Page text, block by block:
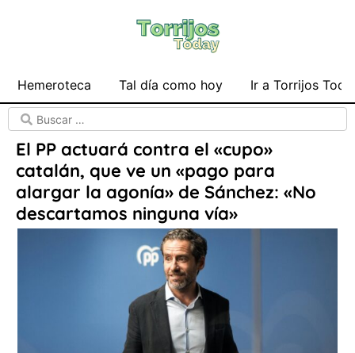
Hemeroteca Tal día como hoy Ir a Torrijos
El PP actuará contra el «cupo»
catalán, que ve un «pago para
alargar la agonía» de Sánchez: «No
descartamos ninguna vía»